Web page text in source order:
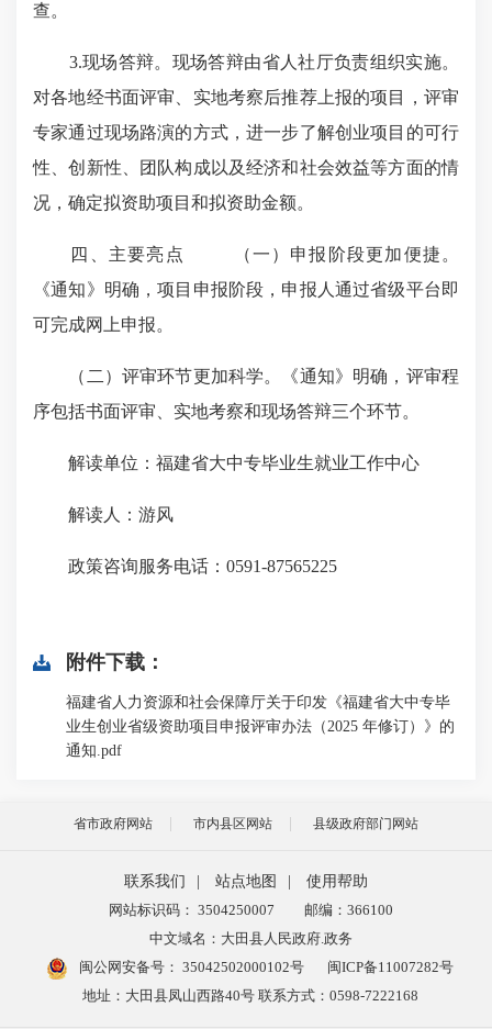
查。
3.现场答辩。现场答辩由省人社厅负责组织实施。
对各地经书面评审、实地考察后推荐上报的项目，评审
专家通过现场路演的方式，进一步了解创业项目的可行
性、创新性、团队构成以及经济和社会效益等方面的情
况，确定拟资助项目和拟资助金额。
四、主要亮点 （一）申报阶段更加便捷。
《通知》明确，项目申报阶段，申报人通过省级平台即
可完成网上申报。
（二）评审环节更加科学。《通知》明确，评审程
序包括书面评审、实地考察和现场答辩三个环节。
解读单位：福建省大中专毕业生就业工作中心
解读人：游风
政策咨询服务电话：0591-87565225
附件下载：
福建省人力资源和社会保障厅关于印发《福建省大中专毕
业生创业省级资助项目申报评审办法（2025 年修订）》的
通知.pdf
省市政府网站 市内县区网站 县级政府部门网站
联系我们 站点地图
使用帮助
网站标识码： 3504250007
邮编：366100
中文域名：大田县人民政府.政务
闽公网安备号： 35042502000102号
闽ICP备11007282号
地址：大田县凤山西路40号 联系方式：0598-7222168